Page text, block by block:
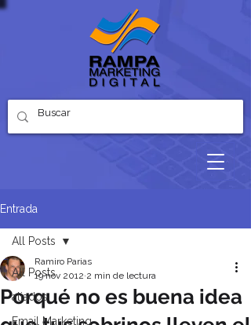
Entrada
All Posts
aliados
Email Marketing
All Posts
Porqué no es buena idea
Ramiro Parias
19 nov 2012 2 min de lectura